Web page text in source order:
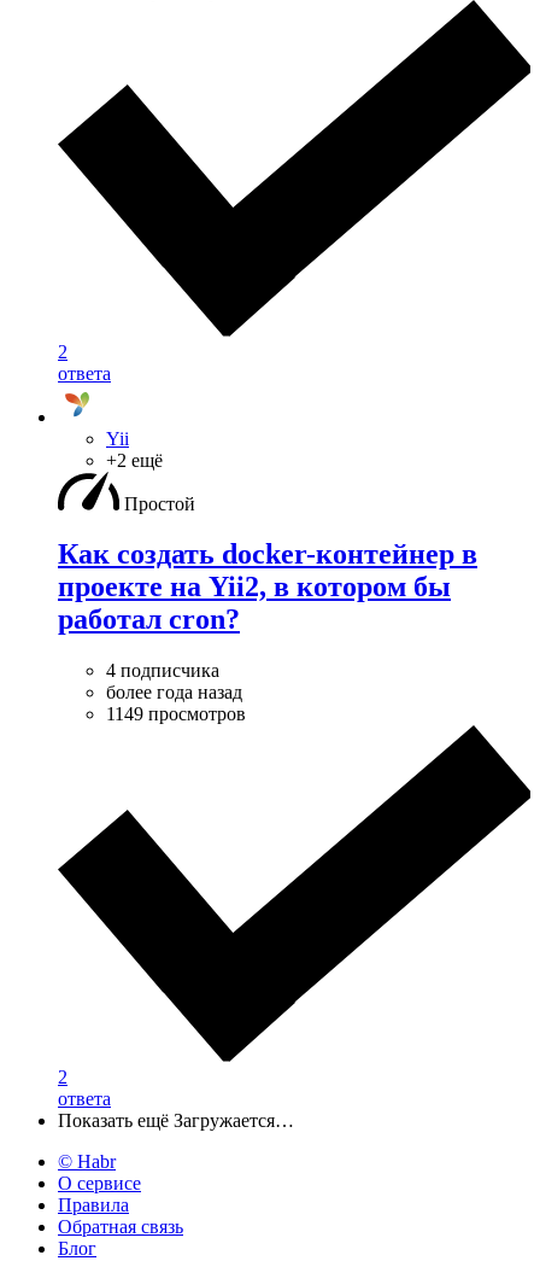
2
ответа
Yii
+2 ещё
Простой
Как создать docker-контейнер в
проекте на Yii2, в котором бы
работал cron?
4 подписчика
более года назад
1149 просмотров
2
ответа
Показать ещё Загружается…
© Habr
О сервисе
Правила
Обратная связь
Блог